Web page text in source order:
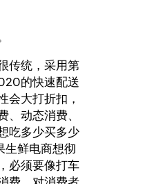
传统，采用第
的快速配送
会大打折扣，
、动态消费、
吃多少买多少
生鲜电商想彻
必须要像打车